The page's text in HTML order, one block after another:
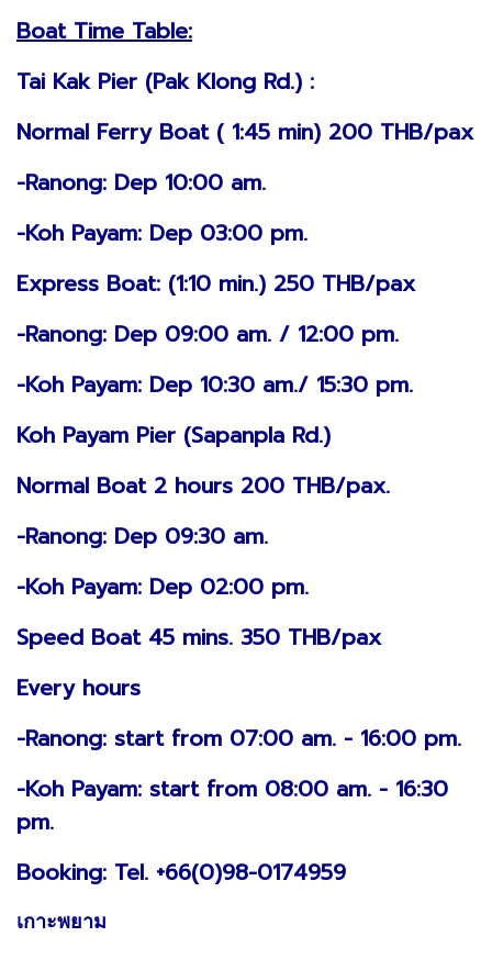
Boat Time Table:
Tai Kak Pier (Pak Klong Rd.) :
Normal Ferry Boat ( 1:45 min) 200 THB/pax
-Ranong: Dep 10:00 am.
-Koh Payam: Dep 03:00 pm.
Express Boat: (1:10 min.) 250 THB/pax
-Ranong: Dep 09:00 am. / 12:00 pm.
-Koh Payam: Dep 10:30 am./ 15:30 pm.
Koh Payam Pier (Sapanpla Rd.)
Normal Boat 2 hours 200 THB/pax.
-Ranong: Dep 09:30 am.
-Koh Payam: Dep 02:00 pm.
Speed Boat 45 mins. 350 THB/pax
Every hours
-Ranong: start from 07:00 am. - 16:00 pm.
-Koh Payam: start from 08:00 am. - 16:30
pm.
Booking: Tel. +66(0)98-0174959
เกาะพยาม